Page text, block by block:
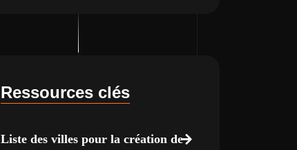
Ressources clés
Liste des villes pour la création de